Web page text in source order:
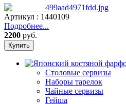
Артикул : 1440109
Подробнее...
2200 руб.
Столовые сервизы
Наборы тарелок
Чайные сервизы
Гейша